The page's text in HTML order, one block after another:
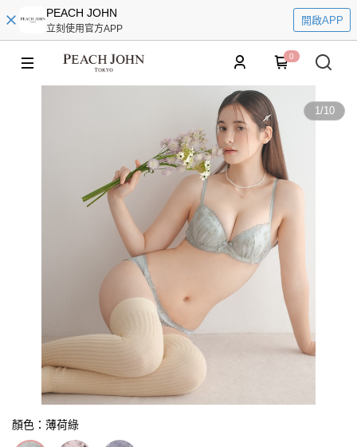
PEACH JOHN
立刻使用官方APP
開啟APP
0
1/10
顏色：薄荷綠